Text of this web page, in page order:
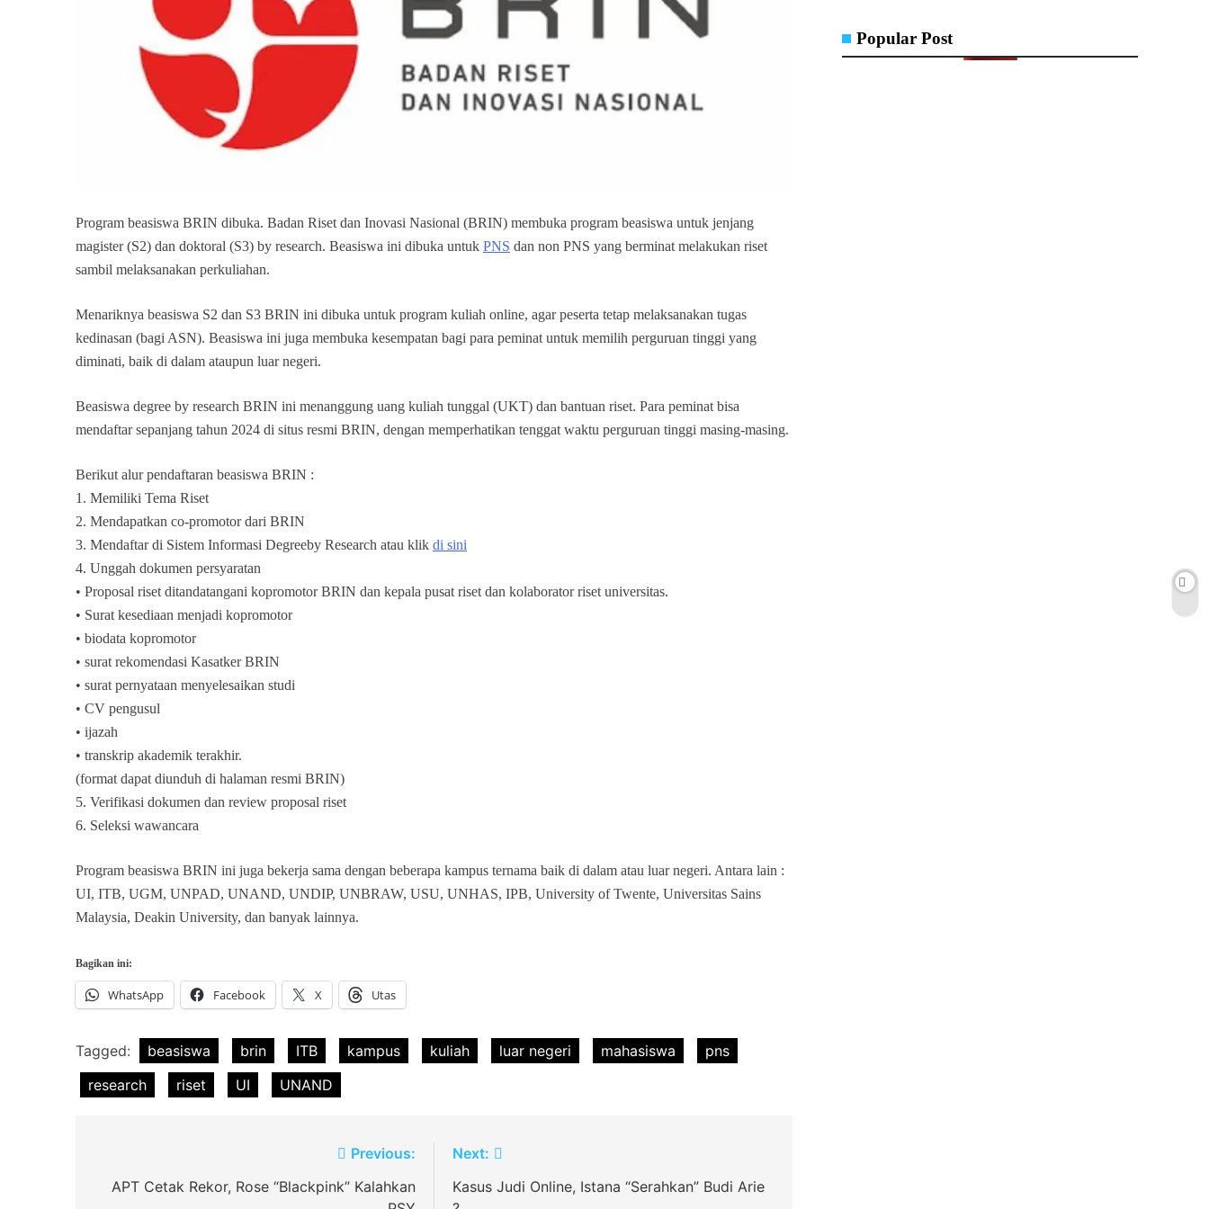
Program beasiswa BRIN dibuka. Badan Riset dan Inovasi Nasional (BRIN) membuka program beasiswa untuk jenjang
magister (S2) dan doktoral (S3) by research. Beasiswa ini dibuka untuk PNS dan non PNS yang berminat melakukan riset
sambil melaksanakan perkuliahan.
Menariknya beasiswa S2 dan S3 BRIN ini dibuka untuk program kuliah online, agar peserta tetap melaksanakan tugas
kedinasan (bagi ASN). Beasiswa ini juga membuka kesempatan bagi para peminat untuk memilih perguruan tinggi yang
diminati, baik di dalam ataupun luar negeri.
Beasiswa degree by research BRIN ini menanggung uang kuliah tunggal (UKT) dan bantuan riset. Para peminat bisa
mendaftar sepanjang tahun 2024 di situs resmi BRIN, dengan memperhatikan tenggat waktu perguruan tinggi masing-masing.
Berikut alur pendaftaran beasiswa BRIN :
1. Memiliki Tema Riset
2. Mendapatkan co-promotor dari BRIN
3. Mendaftar di Sistem Informasi Degreeby Research atau klik di sini
4. Unggah dokumen persyaratan
• Proposal riset ditandatangani kopromotor BRIN dan kepala pusat riset dan kolaborator riset universitas.
• Surat kesediaan menjadi kopromotor
• biodata kopromotor
• surat rekomendasi Kasatker BRIN
• surat pernyataan menyelesaikan studi
• CV pengusul
• ijazah
• transkrip akademik terakhir.
(format dapat diunduh di halaman resmi BRIN)
5. Verifikasi dokumen dan review proposal riset
6. Seleksi wawancara
Program beasiswa BRIN ini juga bekerja sama dengan beberapa kampus ternama baik di dalam atau luar negeri. Antara lain :
UI, ITB, UGM, UNPAD, UNAND, UNDIP, UNBRAW, USU, UNHAS, IPB, University of Twente, Universitas Sains
Malaysia, Deakin University, dan banyak lainnya.
Bagikan ini:
WhatsApp Facebook X Utas
Tagged: beasiswa brin ITB kampus kuliah luar negeri mahasiswa
pns
research
riset UI UNAND
pos
Previous:
APT Cetak Rekor, Rose “Blackpink” Kalahkan
Next:
Kasus Judi Online, Istana “Serahkan” Budi Arie
Popular Post